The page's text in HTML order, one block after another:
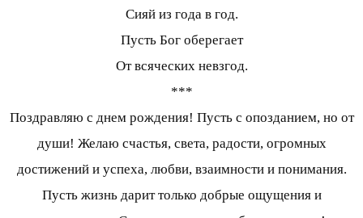
Сияй из года в год.
Пусть Бог оберегает
От всяческих невзгод.
***
Поздравляю с днем рождения! Пусть с опозданием, но от
души! Желаю счастья, света, радости, огромных
достижений и успеха, любви, взаимности и понимания.
Пусть жизнь дарит только добрые ощущения и